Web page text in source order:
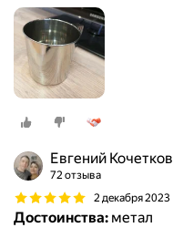
Евгений Кочетков
72 отзыва
2 декабря 2023
Достоинства: метал